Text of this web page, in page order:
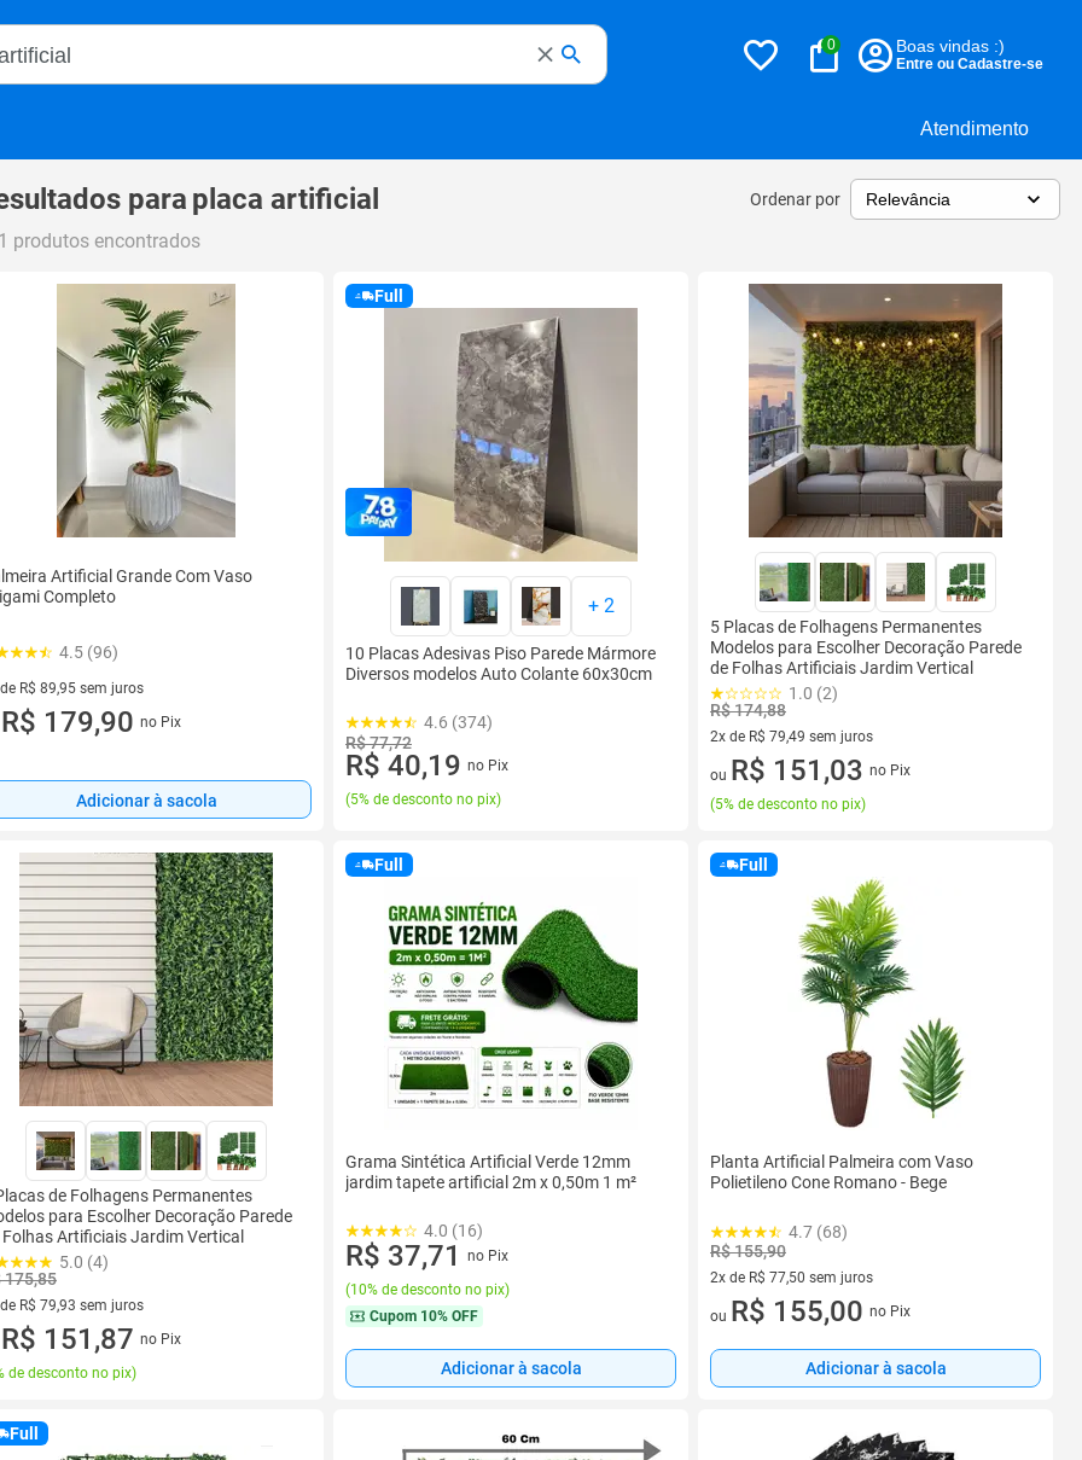
Atendimento
Magalu
0 Boas vindas :)
Entre ou Cadastre-se
para placa artificial Ordenar por
produtos encontrados
Artificial Grande Com Vaso
Completo
4.5 (96)
R$ 89,95 sem juros
de R$ 89,95 sem juros
R$ 179,90 no Pix
Adicionar à sacola
Full
+ 2
10 Placas Adesivas Piso Parede Mármore
Diversos modelos Auto Colante 60x30cm
4.6 (374)
R$ 77,72
R$ 40,19 no Pix
(5% de desconto no pix)
5 Placas de Folhagens Permanentes
Modelos para Escolher Decoração Parede
de Folhas Artificiais Jardim Vertical
1.0 (2)
R$ 174,88
2x de R$ 79,49 sem juros
2 vez de R$ 79,49 sem juros
ou R$ 151,03 no Pix
(5% de desconto no pix)
de Folhagens Permanentes
para Escolher Decoração Parede
Folhas Artificiais Jardim Vertical
5.0 (4)
175,85
R$ 79,93 sem juros
de R$ 79,93 sem juros
R$ 151,87 no Pix
de desconto no pix)
Full
Grama Sintética Artificial Verde 12mm
jardim tapete artificial 2m x 0,50m 1 m²
4.0 (16)
R$ 37,71
no Pix
(10% de desconto no pix)
Cupom 10% OFF
Adicionar à sacola
Full
Planta Artificial Palmeira com Vaso
Polietileno Cone Romano - Bege
4.7 (68)
R$ 155,90
2x de R$ 77,50 sem juros
2 vez de R$ 77,50 sem juros
ou R$ 155,00 no Pix
Adicionar à sacola
Full